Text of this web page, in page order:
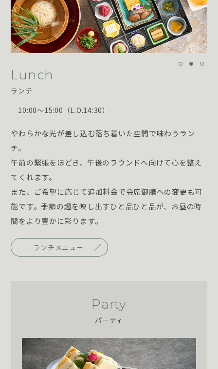
Lunch
ランチ
10:00～15:00（L.O.14:30）
やわらかな光が差し込む落ち着いた空間で味わうラン
チ。
午前の緊張をほどき、午後のラウンドへ向けて心を整え
てくれます。
また、ご希望に応じて追加料金で会席御膳への変更も可
能です。季節の趣を映し出すひと品ひと品が、お昼の時
間をより豊かに彩ります。
ランチメニュー
Party
パーティ